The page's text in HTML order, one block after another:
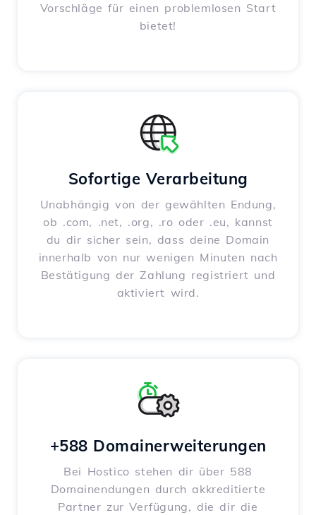
Vorschläge für einen problemlosen Start
bietet!
Sofortige Verarbeitung
Unabhängig von der gewählten Endung,
ob .com, .net, .org, .ro oder .eu, kannst
du dir sicher sein, dass deine Domain
innerhalb von nur wenigen Minuten nach
Bestätigung der Zahlung registriert und
aktiviert wird.
+588 Domainerweiterungen
Bei Hostico stehen dir über 588
Domainendungen durch akkreditierte
Partner zur Verfügung, die dir die